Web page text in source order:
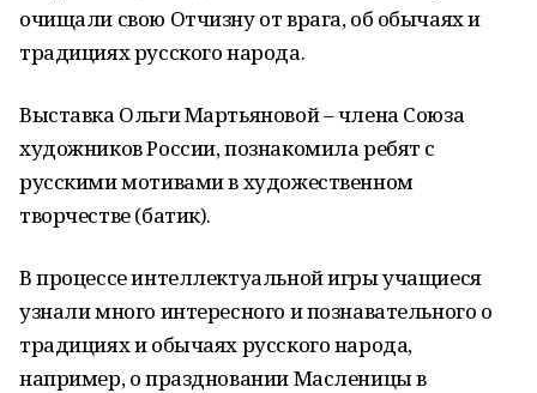
очищали свою Отчизну от врага, об обычаях и
традициях русского народа.
Выставка Ольги Мартьяновой – члена Союза
художников России, познакомила ребят с
русскими мотивами в художественном
творчестве (батик).
В процессе интеллектуальной игры учащиеся
узнали много интересного и познавательного о
традициях и обычаях русского народа,
например, о праздновании Масленицы в